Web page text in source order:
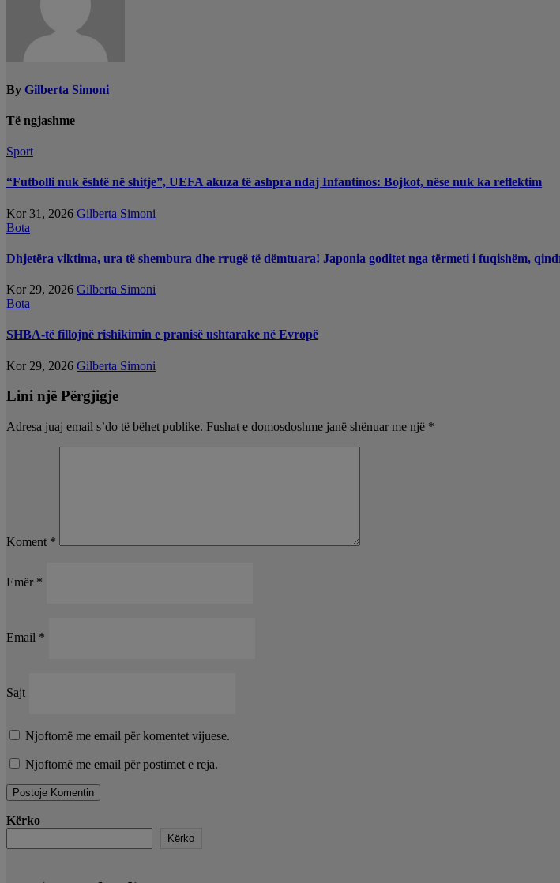
By Gilberta Simoni
Të ngjashme
Sport
“Futbolli nuk është në shitje”, UEFA akuza të ashpra ndaj Infantinos: Bojkot, nëse nuk ka reflektim
Kor 31, 2026 Gilberta Simoni
Bota
Dhjetëra viktima, ura të shembura dhe rrugë të dëmtuara! Japonia goditet nga tërmeti i fuqishëm,
Kor 29, 2026 Gilberta Simoni
Bota
SHBA-të fillojnë rishikimin e pranisë ushtarake në Evropë
Kor 29, 2026 Gilberta Simoni
Lini një Përgjigje
Adresa juaj email s’do të bëhet publike. Fushat e domosdoshme janë shënuar me një *
Koment *
Emër *
Email *
Sajt
Njoftomë me email për komentet vijuese.
Njoftomë me email për postimet e reja.
Kërko
Kërko